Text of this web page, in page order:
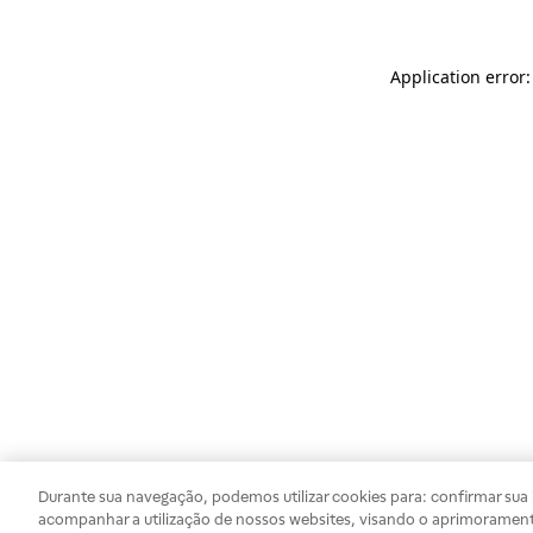
Application
Durante sua navegação, podemos utilizar cookies para: confirmar
acompanhar a utilização de nossos websites, visando o